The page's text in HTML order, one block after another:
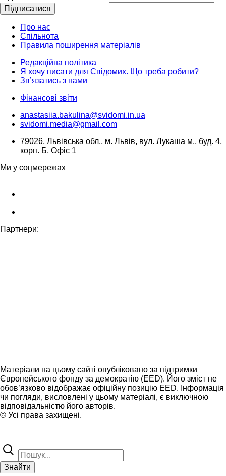
Підписатися
Про нас
Спільнота
Правила поширення матеріалів
Редакційна політика
Я хочу писати для Свідомих. Що треба робити?
Зв’язатись з нами
Фінансові звіти
anastasiia.bakulina@svidomi.in.ua
svidomi.media@gmail.com
79026, Львівська обл., м. Львів, вул. Лукаша м., буд. 4,
корп. Б, Офіс 1
Ми у соцмережах
Партнери:
Матеріали на цьому сайті опубліковано за підтримки
Європейського фонду за демократію (EED). Його зміст не
обов’язково відображає офіційну позицію EED. Інформація
чи погляди, висловлені у цьому матеріалі, є виключною
відповідальністю його авторів.
© Усі права захищені.
Знайти